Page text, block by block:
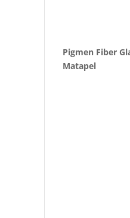
Pigmen Fiber
Matapel